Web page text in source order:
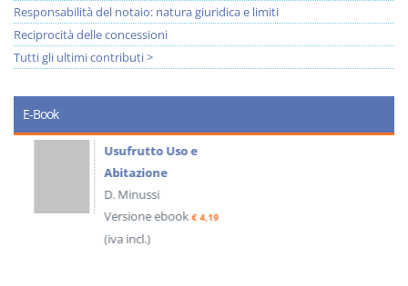
Responsabilità del notaio: natura giuridica e limiti
Reciprocità delle concessioni
Tutti gli ultimi contributi >
E-Book
Usufrutto Uso e
Abitazione
D. Minussi
Versione ebook€ 4,19
(iva incl.)